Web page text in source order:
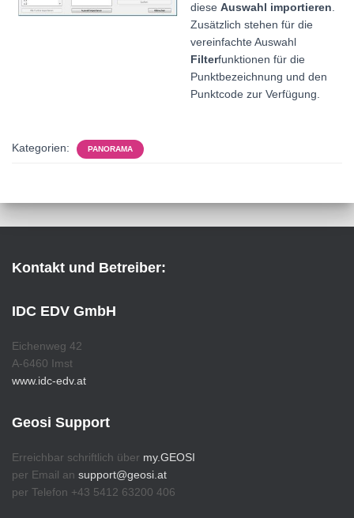
diese Auswahl importieren
Zusätzlich stehen für die
vereinfachte Auswahl
Filterfunktionen für die
Punktbezeichnung und den
Punktcode zur Verfügung.
Kategorien: PANORAMA
Kontakt und Betreiber:
IDC EDV GmbH
Eichenweg 42
A-6460 Imst
www.idc-edv.at
Geosi Support
Erreichbar schriftlich über my.GEOSI
per Email an support@geosi.at
per Telefon +43 5412 63200 406